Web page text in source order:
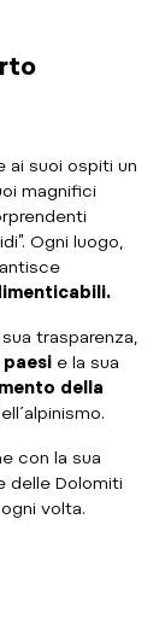
ai suoi ospiti un
magnifici
Ogni luogo,
trasparenza,
paesi e la sua
della
con la sua
delle Dolomiti
volta.